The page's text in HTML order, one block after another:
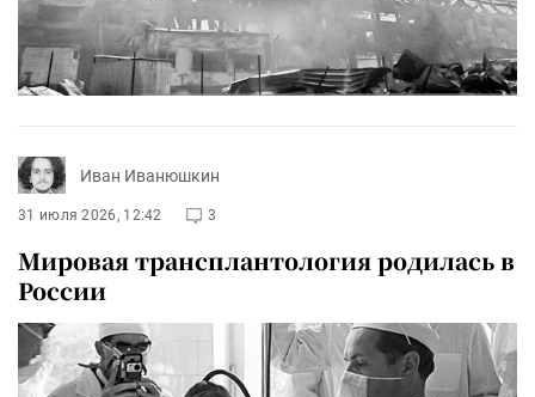
Иван Иванюшкин
31 июля 2026, 12:42 3
Мировая трансплантология родилась в
России